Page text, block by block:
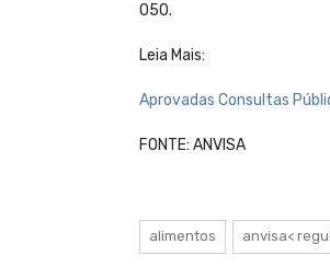
050.
Leia Mais:
Aprovadas Consultas
FONTE: ANVISA
alimentos anvisa<